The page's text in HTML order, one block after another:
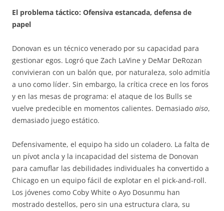
El problema táctico: Ofensiva estancada, defensa de
papel
Donovan es un técnico venerado por su capacidad para
gestionar egos. Logró que Zach LaVine y DeMar DeRozan
convivieran con un balón que, por naturaleza, solo admitía
a uno como líder. Sin embargo, la crítica crece en los foros
y en las mesas de programa: el ataque de los Bulls se
vuelve predecible en momentos calientes. Demasiado aiso,
demasiado juego estático.
Defensivamente, el equipo ha sido un coladero. La falta de
un pívot ancla y la incapacidad del sistema de Donovan
para camuflar las debilidades individuales ha convertido a
Chicago en un equipo fácil de explotar en el pick-and-roll.
Los jóvenes como Coby White o Ayo Dosunmu han
mostrado destellos, pero sin una estructura clara, su